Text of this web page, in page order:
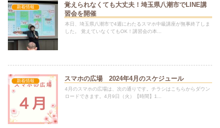
新着情報
覚えられなくても大丈夫！埼玉県八潮市でLINE講
習会を開催
本日、埼玉県八潮市で4週にわたるスマホ中級講座が無事終了しま
した。 覚えていなくてもOK！講習会の本...
新着情報 スマホの広場 2024年4月のスケジュール
4月のスマホの広場は、次の通りです。チラシはこちらからダウン
ロードできます。4月9日（火）【時間】1...